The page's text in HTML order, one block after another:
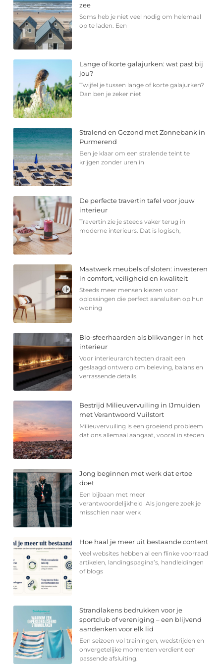
zee
Soms heb je niet veel nodig om helemaal
op te laden. Een
Lange of korte galajurken: wat past bij
jou?
Twijfel je tussen lange of korte galajurken?
Dan ben je zeker niet
Stralend en Gezond met Zonnebank in
Purmerend
Ben je klaar om een stralende teint te
krijgen zonder uren in
De perfecte travertin tafel voor jouw
interieur
Travertin zie je steeds vaker terug in
moderne interieurs. Dat is logisch,
Maatwerk meubels of sloten: investeren
in comfort, veiligheid en kwaliteit
Steeds meer mensen kiezen voor
oplossingen die perfect aansluiten op hun
woning
Bio-sfeerhaarden als blikvanger in het
interieur
Voor interieurarchitecten draait een
geslaagd ontwerp om beleving, balans en
verrassende details.
Bestrijd Milieuvervuiling in IJmuiden
met Verantwoord Vuilstort
Milieuvervuiling is een groeiend probleem
dat ons allemaal aangaat, vooral in steden
Jong beginnen met werk dat ertoe
doet
Een bijbaan met meer
verantwoordelijkheid Als jongere zoek je
misschien naar werk
Hoe haal je meer uit bestaande content
Veel websites hebben al een flinke voorraad
artikelen, landingspagina’s, handleidingen
of blogs
Strandlakens bedrukken voor je
sportclub of vereniging – een blijvend
aandenken voor elk lid
Een seizoen vol trainingen, wedstrijden en
onvergetelijke momenten verdient een
passende afsluiting.